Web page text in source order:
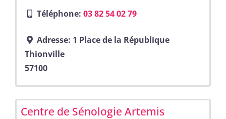
Téléphone: 03 82 54 02 79
Adresse: 1 Place de la République
Thionville
57100
Centre de Sénologie Artemis